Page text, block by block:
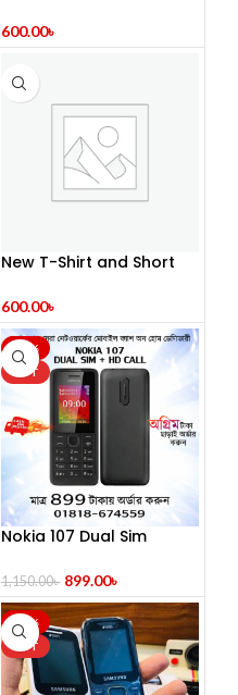
600.00৳
New T-Shirt and Short
600.00৳
-22%
HOT
Nokia 107 Dual Sim
1,150.00৳ 899.00৳
-22%
HOT